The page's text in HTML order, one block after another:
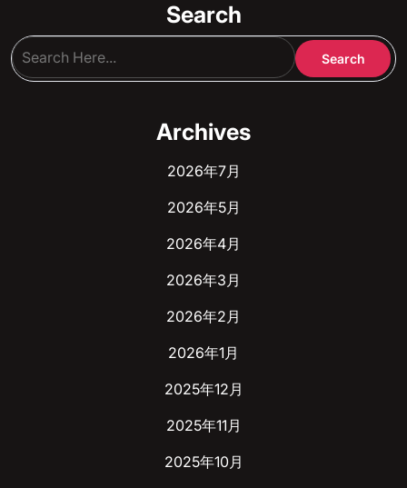
Search
Archives
2026年7月
2026年5月
2026年4月
2026年3月
2026年2月
2026年1月
2025年12月
2025年11月
2025年10月